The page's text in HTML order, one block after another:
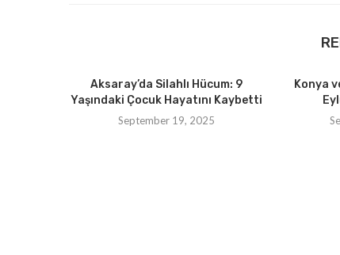
Aksaray’da Silahlı Hücum: 9
Yaşındaki Çocuk Hayatını Kaybetti
September 19, 2025
Konya